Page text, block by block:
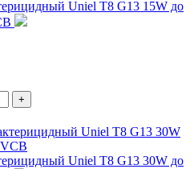
Uniel T8 G13 15W до
+
Uniel T8 G13 30W до